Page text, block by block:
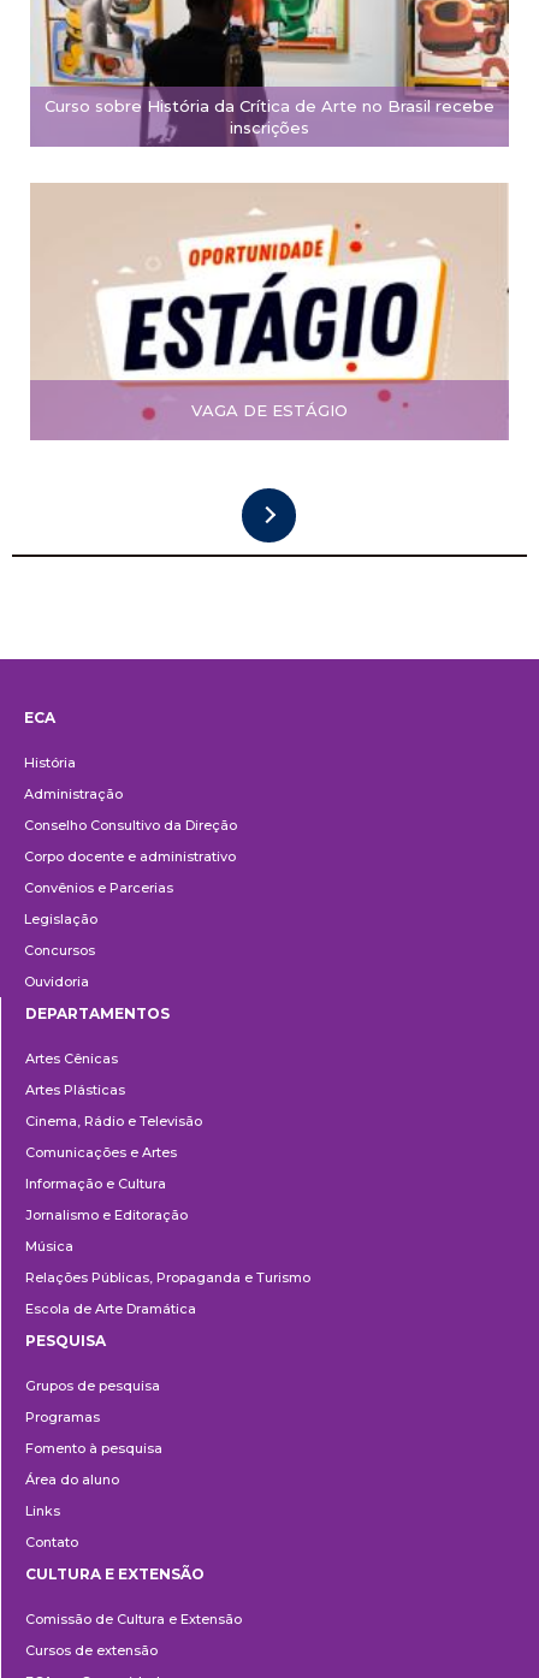
Curso sobre História da Crítica de Arte no Brasil recebe
inscrições
VAGA DE ESTÁGIO
ECA
História
Administração
Conselho Consultivo da Direção
Corpo docente e administrativo
Convênios e Parcerias
Legislação
Concursos
Ouvidoria
DEPARTAMENTOS
Artes Cênicas
Artes Plásticas
Cinema, Rádio e Televisão
Comunicações e Artes
Informação e Cultura
Jornalismo e Editoração
Música
Relações Públicas, Propaganda e Turismo
Escola de Arte Dramática
PESQUISA
Grupos de pesquisa
Programas
Fomento à pesquisa
Área do aluno
Links
Contato
e
Extensão
CULTURA E EXTENSÃO
Comissão de Cultura e Extensão
Cursos de extensão